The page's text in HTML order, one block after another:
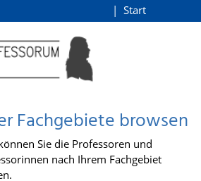
Start
Fachgebiete browsen
Sie die Professoren und
nach Ihrem Fachgebiet